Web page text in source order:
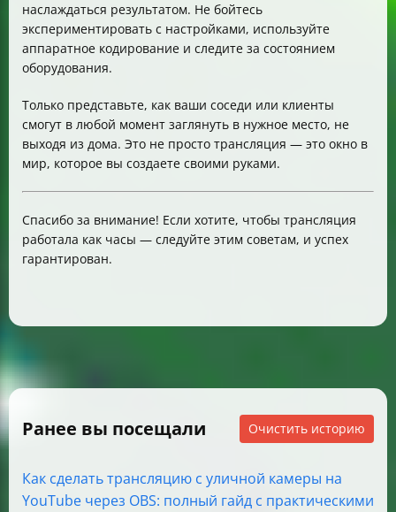
наслаждаться результатом. Не бойтесь
экспериментировать с настройками, используйте
аппаратное кодирование и следите за состоянием
оборудования.
Только представьте, как ваши соседи или клиенты
смогут в любой момент заглянуть в нужное место, не
выходя из дома. Это не просто трансляция — это окно в
мир, которое вы создаете своими руками.
Спасибо за внимание! Если хотите, чтобы трансляция
работала как часы — следуйте этим советам, и успех
гарантирован.
Ранее вы посещали Очистить историю
Как сделать трансляцию с уличной камеры на
YouTube через OBS: полный гайд с практическими